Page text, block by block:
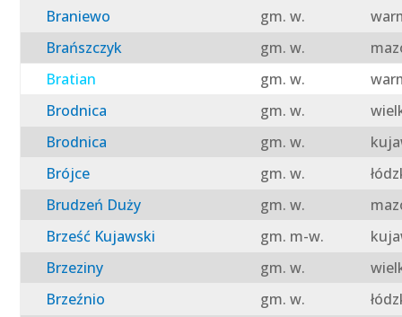
Braniewo
gm. w.
Brańszczyk
gm. w.
Bratian
gm. w.
Brodnica
gm. w.
Brodnica
gm. w.
Brójce
gm. w.
Brudzeń Duży
gm. w.
Brześć Kujawski
gm. m-w.
Brzeziny
gm. w.
Brzeźnio
gm. w.